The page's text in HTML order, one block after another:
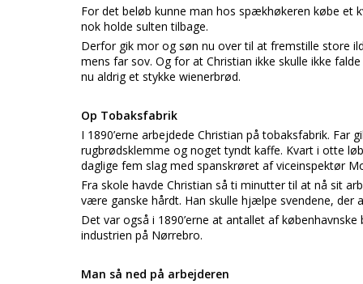
For det beløb kunne man hos spækhøkeren købe et
nok holde sulten tilbage.
Derfor gik mor og søn nu over til at fremstille store
mens far sov. Og for at Christian ikke skulle ikke
nu aldrig et stykke wienerbrød.
Op Tobaksfabrik
I 1890’erne arbejdede Christian på tobaksfabrik. Far
rugbrødsklemme og noget tyndt kaffe. Kvart i otte
daglige fem slag med spanskrøret af viceinspektør
Fra skole havde Christian så ti minutter til at nå sit
være ganske hårdt. Han skulle hjælpe svendene, der
Det var også i 1890’erne at antallet af
industrien på Nørrebro.
Man så ned på arbejderen